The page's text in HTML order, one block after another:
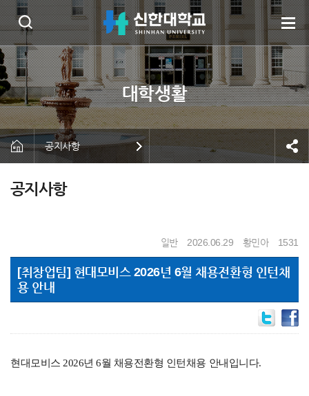
공지사항
공지사항
일반 2026.06.29 황민아 1531
[취창업팀] 현대모비스 2026년 6월 채용전환형 인턴채
용 안내
현대모비스 2026년 6월 채용전환형 인턴채용 안내입니다.